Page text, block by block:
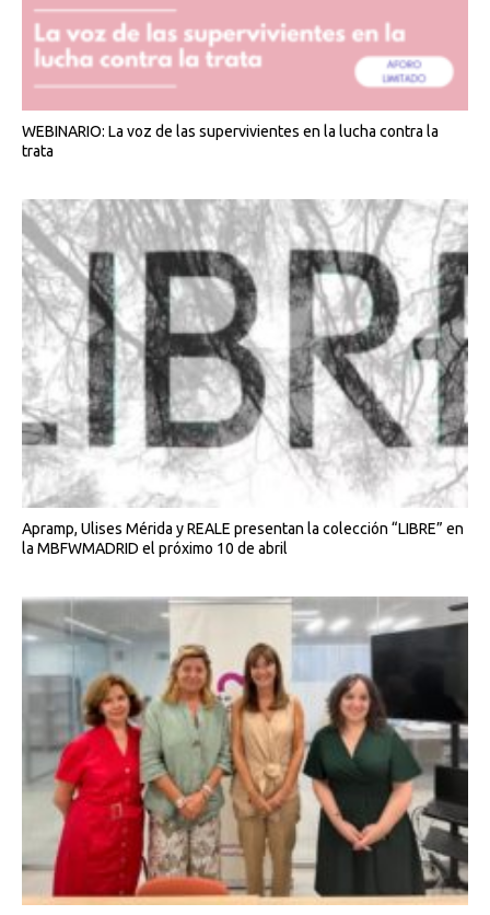
WEBINARIO: La voz de las supervivientes en la lucha contra la
trata
Apramp, Ulises Mérida y REALE presentan la colección “LIBRE” en
la MBFWMADRID el próximo 10 de abril